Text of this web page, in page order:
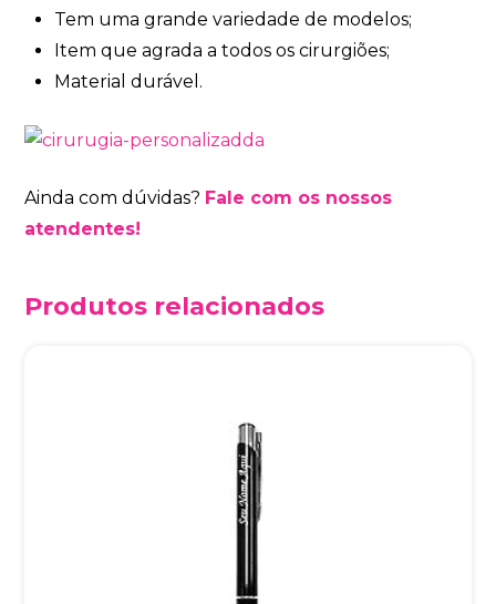
Tem uma grande variedade de modelos;
Item que agrada a todos os cirurgiões;
Material durável.
Ainda com dúvidas? Fale com os nossos
atendentes!
Produtos relacionados